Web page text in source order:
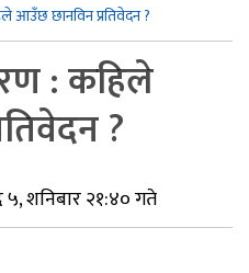
आउँछ छानविन प्रतिवेदन ?
: कहिले
?
५, शनिबार २१:४० गते